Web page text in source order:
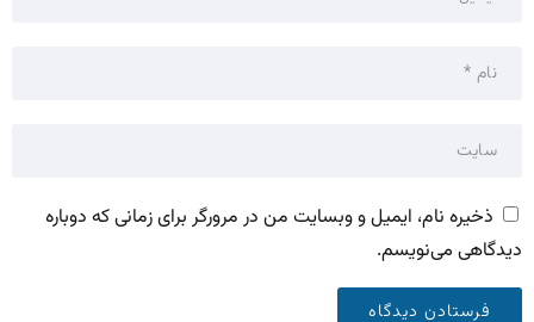
ذخیره نام، ایمیل و وبسایت من در مرورگر برای زمانی که دوباره
دیدگاهی می‌نویسم.